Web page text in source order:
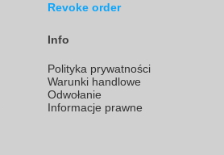
Revoke order
Info
Polityka prywatności
Warunki handlowe
Odwołanie
Informacje prawne